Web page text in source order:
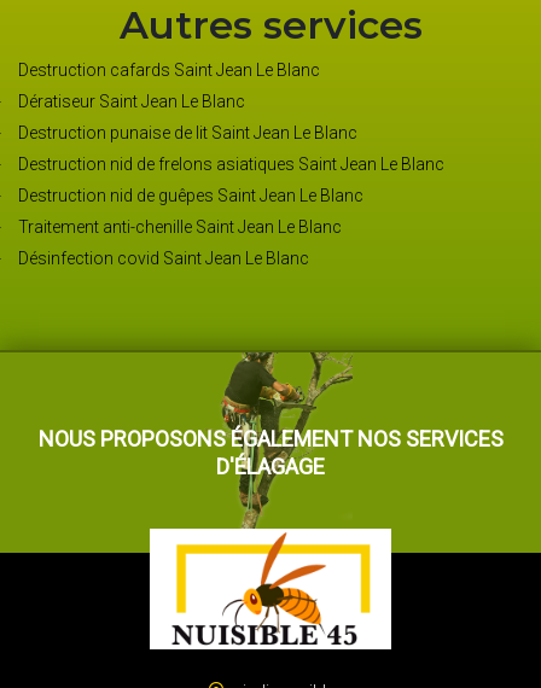
Autres services
Destruction cafards Saint Jean Le Blanc
Dératiseur Saint Jean Le Blanc
Destruction punaise de lit Saint Jean Le Blanc
Destruction nid de frelons asiatiques Saint Jean Le Blanc
Destruction nid de guêpes Saint Jean Le Blanc
Traitement anti-chenille Saint Jean Le Blanc
Désinfection covid Saint Jean Le Blanc
NOUS PROPOSONS ÉGALEMENT NOS SERVICES
D'ÉLAGAGE